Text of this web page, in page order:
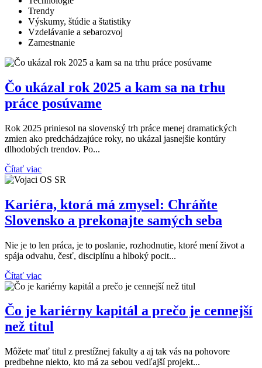
Trendy
Výskumy, štúdie a štatistiky
Vzdelávanie a sebarozvoj
Zamestnanie
Čo ukázal rok 2025 a kam sa na trhu
práce posúvame
Rok 2025 priniesol na slovenský trh práce menej dramatických
zmien ako predchádzajúce roky, no ukázal jasnejšie kontúry
dlhodobých trendov. Po...
Čítať viac
Kariéra, ktorá má zmysel: Chráňte
Slovensko a prekonajte samých seba​
Nie je to len práca, je to poslanie, rozhodnutie, ktoré mení život a
spája odvahu, česť, disciplínu a hlboký pocit...
Čítať viac
Čo je kariérny kapitál a prečo je cennejší
než titul
Môžete mať titul z prestížnej fakulty a aj tak vás na pohovore
predbehne niekto, kto má za sebou vedľajší projekt...